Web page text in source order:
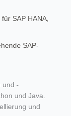
SAP HANA,
SAP-
und -
und Java.
und